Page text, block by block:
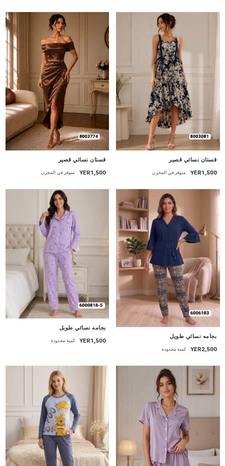
قستان نسائي قصير
YER1,500 متوفر في المخزن
قستان نسائي قصير
YER1,500 متوفر في المخزن
بجامه نسائي طويل
YER2,500 كمية محدودة
بجامه نسائي طويل
YER1,500 كمية محدودة